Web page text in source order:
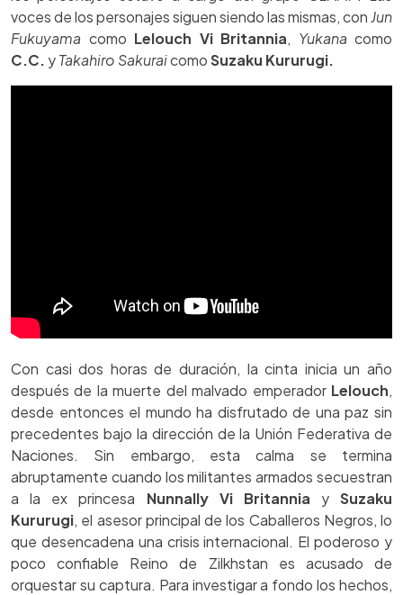
voces de los personajes siguen siendo las mismas, conJun
Fukuyama como Lelouch Vi Britannia, Yukana como
C.C. yTakahiro SakuraicomoSuzaku Kururugi.
Con casi dos horas de duración, la cinta inicia un año
después de la muerte del malvado emperador Lelouch,
desde entonces el mundo ha disfrutado de una paz sin
precedentes bajo la dirección de la Unión Federativa de
Naciones. Sin embargo, esta calma se termina
abruptamente cuando los militantes armados secuestran
a la ex princesa Nunnally Vi Britannia y Suzaku
Kururugi, el asesor principal de los Caballeros Negros, lo
que desencadena una crisis internacional. El poderoso y
poco confiable Reino de Zilkhstan es acusado de
orquestar su captura. Para investigar a fondo los hechos,